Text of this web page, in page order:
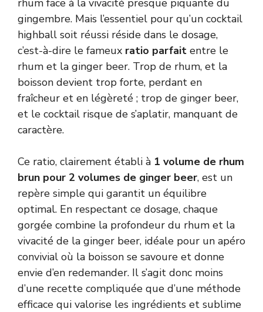
gingembre. Mais l’essentiel pour qu’un cocktail
highball soit réussi réside dans le dosage,
c’est-à-dire le fameux ratio parfait entre le
rhum et la ginger beer. Trop de rhum, et la
boisson devient trop forte, perdant en
fraîcheur et en légèreté ; trop de ginger beer,
et le cocktail risque de s’aplatir, manquant de
caractère.
Ce ratio, clairement établi à 1 volume de rhum
brun pour 2 volumes de ginger beer, est un
repère simple qui garantit un équilibre
optimal. En respectant ce dosage, chaque
gorgée combine la profondeur du rhum et la
vivacité de la ginger beer, idéale pour un apéro
convivial où la boisson se savoure et donne
envie d’en redemander. Il s’agit donc moins
d’une recette compliquée que d’une méthode
efficace qui valorise les ingrédients et sublime